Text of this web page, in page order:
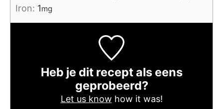
Iron: 1mg
Heb je dit recept als eens
geprobeerd?
Let us know how it was!